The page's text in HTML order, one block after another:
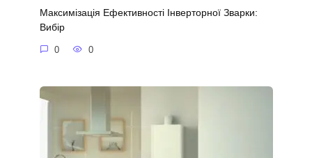
Максимізація Ефективності Інверторної Зварки:
Вибір
0 0